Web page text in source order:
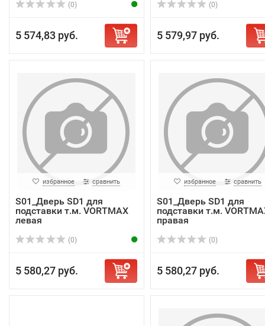
(0)
5 574,83 руб.
(0)
5 579,97 руб.
избранное сравнить
S01_Дверь SD1 для
подставки т.м. VORTMAX
левая
(0)
5 580,27 руб.
избранное сравнить
S01_Дверь SD1 для
подставки т.м.
правая
(0)
5 580,27 руб.